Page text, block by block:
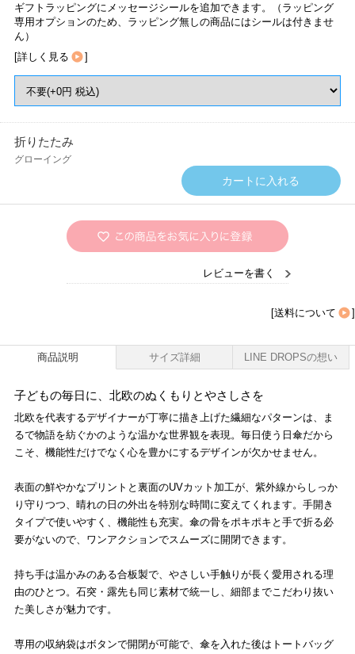
ギフトラッピングにメッセージシールを追加できます。（ラッピング
専用オプションのため、ラッピング無しの商品にはシールは付きませ
ん）
[詳しく見る ]
折りたたみ
グローイング
レビューを書く
[送料について ]
商品説明 サイズ詳細 LINE DROPSの想い
子どもの毎日に、北欧のぬくもりとやさしさを
北欧を代表するデザイナーが丁寧に描き上げた繊細なパターンは、ま
るで物語を紡ぐかのような温かな世界観を表現。毎日使う日傘だから
こそ、機能性だけでなく心を豊かにするデザインが欠かせません。
表面の鮮やかなプリントと裏面のUVカット加工が、紫外線からしっか
り守りつつ、晴れの日の外出を特別な時間に変えてくれます。手開き
タイプで使いやすく、機能性も充実。傘の骨をポキポキと手で折る必
要がないので、ワンアクションでスムーズに開閉できます。
持ち手は温かみのある合板製で、やさしい手触りが長く愛用される理
由のひとつ。石突・露先も同じ素材で統一し、細部までこだわり抜い
た美しさが魅力です。
専用の収納袋はボタンで開閉が可能で、傘を入れた後はトートバッグ